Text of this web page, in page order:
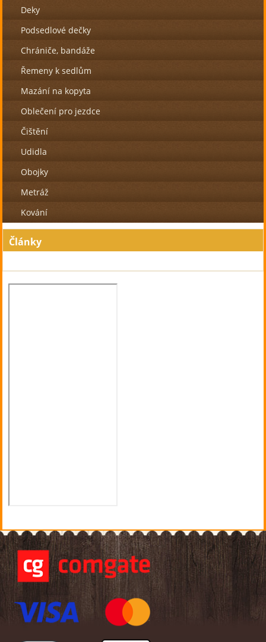
Deky
Podsedlové dečky
Chrániče, bandáže
Řemeny k sedlům
Mazání na kopyta
Oblečení pro jezdce
Čištění
Udidla
Obojky
Metráž
Kování
Články